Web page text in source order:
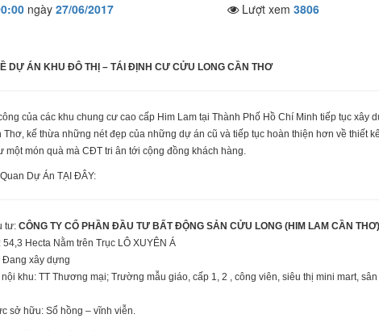
ngày 27/06/2017 Lượt xem3806
DỰ ÁN KHU ĐÔ THỊ – TÁI ĐỊNH CƯ CỬU LONG CẦN THƠ
của các khu chung cư cao cấp Him Lam tại Thành Phố Hồ Chí Minh tiếp tục xây
Thơ, kế thừa những nét đẹp của những dự án cũ và tiếp tục hoàn thiện hơn về thiết
một món quà mà CĐT tri ân tới cộng đồng khách hàng.
Dự Án TẠI ĐÂY:
tư: CÔNG TY CỔ PHẦN ĐẦU TƯ BẤT ĐỘNG SẢN CỬU LONG (HIM LAM CẦN THƠ)
54,3 Hecta Nằm trên Trục LÔ XUYÊN Á
Đang xây dựng
khu: TT Thương mại; Trường mẫu giáo, cấp 1, 2 , công viên, siêu thị mini mart,
sở hữu: Sổ hồng – vĩnh viễn.